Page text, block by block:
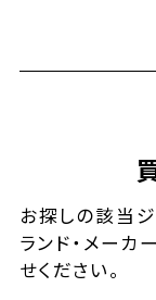
お探しの該当
ランド・メー
せください。